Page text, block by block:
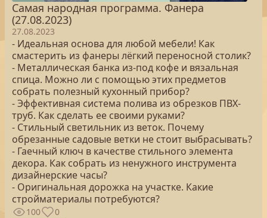
Самая народная программа. Фанера
(27.08.2023)
27.08.2023
- Идеальная основа для любой мебели! Как
смастерить из фанеры лёгкий переносной столик?
- Металлическая банка из-под кофе и вязальная
спица. Можно ли с помощью этих предметов
собрать полезный кухонный прибор?
- Эффективная система полива из обрезков ПВХ-
труб. Как сделать ее своими руками?
- Стильный светильник из веток. Почему
обрезанные садовые ветки не стоит выбрасывать?
- Гаечный ключ в качестве стильного элемента
декора. Как собрать из ненужного инструмента
дизайнерские часы?
- Оригинальная дорожка на участке. Какие
стройматериалы потребуются?
100 0